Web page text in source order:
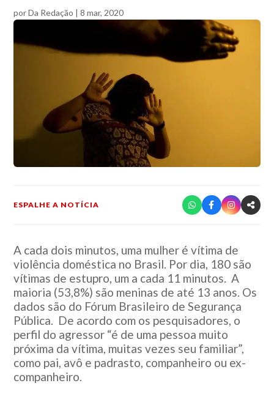
porDa Redação |8 mar, 2020
ESPALHE A NOTÍCIA
A cada dois minutos, uma mulher é vítima de
violência doméstica no Brasil. Por dia, 180 são
vítimas de estupro, um a cada 11 minutos. A
maioria (53,8%) são meninas de até 13 anos. Os
dados são do Fórum Brasileiro de Segurança
Pública. De acordo com os pesquisadores, o
perfil do agressor “é de uma pessoa muito
próxima da vítima, muitas vezes seu familiar”,
como pai, avô e padrasto, companheiro ou ex-
companheiro.